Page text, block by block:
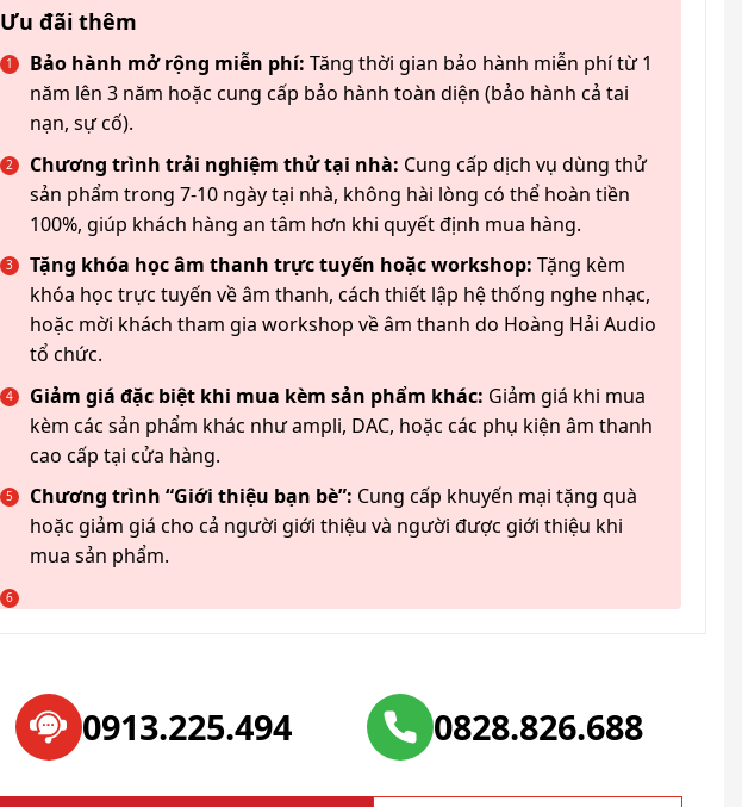
Ưu đãi thêm
Bảo hành mở rộng miễn phí: Tăng thời gian bảo hành miễn phí từ 1
năm lên 3 năm hoặc cung cấp bảo hành toàn diện (bảo hành cả tai
nạn, sự cố).
Chương trình trải nghiệm thử tại nhà: Cung cấp dịch vụ dùng thử
sản phẩm trong 7-10 ngày tại nhà, không hài lòng có thể hoàn tiền
100%, giúp khách hàng an tâm hơn khi quyết định mua hàng.
Tặng khóa học âm thanh trực tuyến hoặc workshop: Tặng kèm
khóa học trực tuyến về âm thanh, cách thiết lập hệ thống nghe nhạc,
hoặc mời khách tham gia workshop về âm thanh do Hoàng Hải Audio
tổ chức.
Giảm giá đặc biệt khi mua kèm sản phẩm khác: Giảm giá khi mua
kèm các sản phẩm khác như ampli, DAC, hoặc các phụ kiện âm thanh
cao cấp tại cửa hàng.
Chương trình “Giới thiệu bạn bè”: Cung cấp khuyến mại tặng quà
hoặc giảm giá cho cả người giới thiệu và người được giới thiệu khi
mua sản phẩm.
0913.225.494 0828.826.688